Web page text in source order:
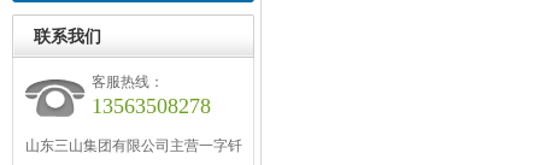
联系我们
客服热线：
13563508278
山东三山集团有限公司主营一字钎